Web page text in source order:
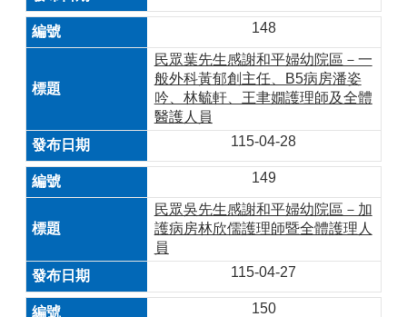
148
民眾葉先生感謝和平婦幼院區－一
般外科黃郁創主任、B5病房潘姿
吟、林毓軒、王聿嫺護理師及全體
醫護人員
115-04-28
149
民眾吳先生感謝和平婦幼院區－加
護病房林欣儒護理師暨全體護理人
員
115-04-27
150